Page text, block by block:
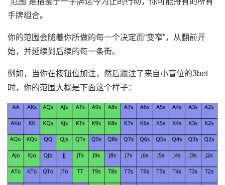
手牌组合。
你的范围会随着你所做的每一个决定而“变窄”，从翻前开
始，并延续到后续的每一条街。
例如，当你在按钮位加注，然后跟注了来自小盲位的3bet
时，你的范围大概是下面这个样子：